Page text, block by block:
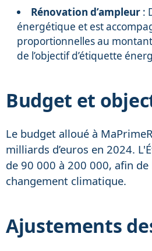
Rénovation d’ampleur :
énergétique et est
proportionnelles au
de l’objectif d’étiquette
Budget et
Le budget alloué à
milliards d’euros en 2024.
de 90 000 à 200 000, afin
changement climatique.
Ajustements